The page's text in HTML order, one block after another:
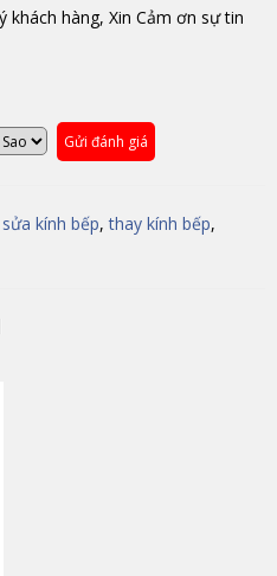
khách hàng, Xin Cảm ơn sự tin
Gửi đánh giá
sửa kính bếp, thay kính bếp,